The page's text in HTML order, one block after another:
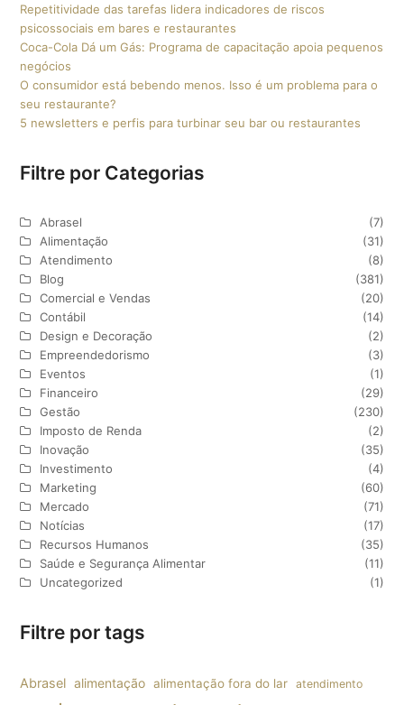
Repetitividade das tarefas lidera indicadores de riscos
psicossociais em bares e restaurantes
Coca-Cola Dá um Gás: Programa de capacitação apoia pequenos
negócios
O consumidor está bebendo menos. Isso é um problema para o
seu restaurante?
5 newsletters e perfis para turbinar seu bar ou restaurantes
Filtre por Categorias
Abrasel
(7)
Alimentação
(31)
Atendimento
(8)
Blog
(381)
Comercial e Vendas
(20)
Contábil
(14)
Design e Decoração
(2)
Empreendedorismo
(3)
Eventos
(1)
Financeiro
(29)
Gestão
(230)
Imposto de Renda
(2)
Inovação
(35)
Investimento
(4)
Marketing
(60)
Mercado
(71)
Notícias
(17)
Recursos Humanos
(35)
Saúde e Segurança Alimentar
(11)
Uncategorized
(1)
Filtre por tags
Abrasel alimentação alimentação fora do lar atendimento